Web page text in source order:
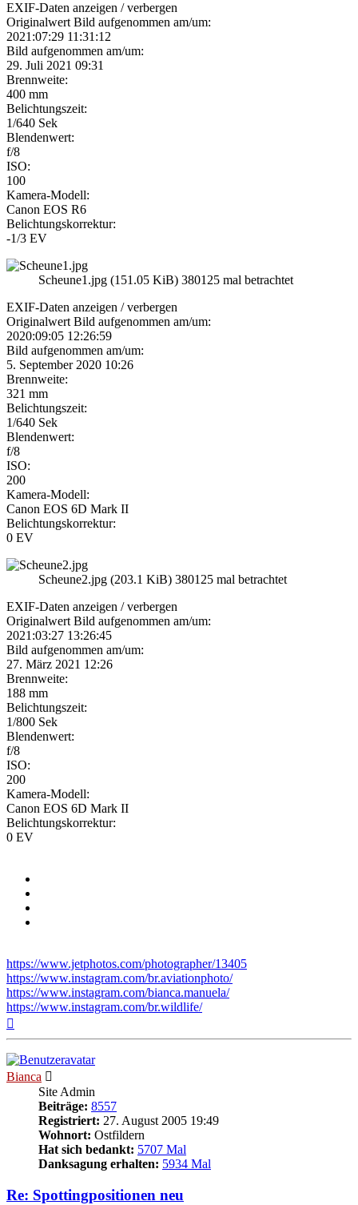
EXIF-Daten anzeigen / verbergen
Originalwert Bild aufgenommen am/um:
2021:07:29 11:31:12
Bild aufgenommen am/um:
29. Juli 2021 09:31
Brennweite:
400 mm
Belichtungszeit:
1/640 Sek
Blendenwert:
f/8
ISO:
100
Kamera-Modell:
Canon EOS R6
Belichtungskorrektur:
-1/3 EV
Scheune1.jpg (151.05 KiB) 380125 mal betrachtet
EXIF-Daten anzeigen / verbergen
Originalwert Bild aufgenommen am/um:
2020:09:05 12:26:59
Bild aufgenommen am/um:
5. September 2020 10:26
Brennweite:
321 mm
Belichtungszeit:
1/640 Sek
Blendenwert:
f/8
ISO:
200
Kamera-Modell:
Canon EOS 6D Mark II
Belichtungskorrektur:
0 EV
Scheune2.jpg (203.1 KiB) 380125 mal betrachtet
EXIF-Daten anzeigen / verbergen
Originalwert Bild aufgenommen am/um:
2021:03:27 13:26:45
Bild aufgenommen am/um:
27. März 2021 12:26
Brennweite:
188 mm
Belichtungszeit:
1/800 Sek
Blendenwert:
f/8
ISO:
200
Kamera-Modell:
Canon EOS 6D Mark II
Belichtungskorrektur:
0 EV
https://www.jetphotos.com/photographer/13405
https://www.instagram.com/br.aviationphoto/
https://www.instagram.com/bianca.manuela/
https://www.instagram.com/br.wildlife/
Bianca
Site Admin
Beiträge: 8557
Registriert: 27. August 2005 19:49
Wohnort: Ostfildern
Hat sich bedankt: 5707 Mal
Danksagung erhalten: 5934 Mal
Re: Spottingpositionen neu